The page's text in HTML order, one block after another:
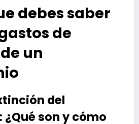
debes saber
de
un
del
son y cómo